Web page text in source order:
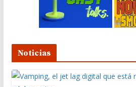
Noticias